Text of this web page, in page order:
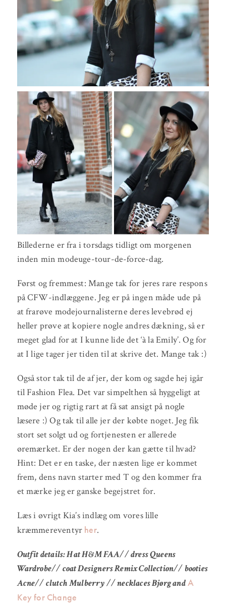
Billederne er fra i torsdags tidligt om morgenen
inden min modeuge-tour-de-force-dag.
Først og fremmest: Mange tak for jeres rare respons
på CFW-indlæggene. Jeg er på ingen måde ude på
at frarøve modejournalisterne deres levebrød ej
heller prøve at kopiere nogle andres dækning, så er
meget glad for at I kunne lide det ‘à la Emily’. Og for
at I lige tager jer tiden til at skrive det. Mange tak :)
Også stor tak til de af jer, der kom og sagde hej igår
til Fashion Flea. Det var simpelthen så hyggeligt at
møde jer og rigtig rart at få sat ansigt på nogle
læsere :) Og tak til alle jer der købte noget. Jeg fik
stort set solgt ud og fortjenesten er allerede
øremærket. Er der nogen der kan gætte til hvad?
Hint: Det er en taske, der næsten lige er kommet
frem, dens navn starter med T og den kommer fra
et mærke jeg er ganske begejstret for.
Læs i øvrigt Kia’s indlæg om vores lille
kræmmereventyr her.
Outfit details: Hat H&M FAA// dress Queens
Wardrobe// coat Designers Remix Collection// booties
Acne// clutch Mulberry // necklaces Bjørg andA
Key for Change